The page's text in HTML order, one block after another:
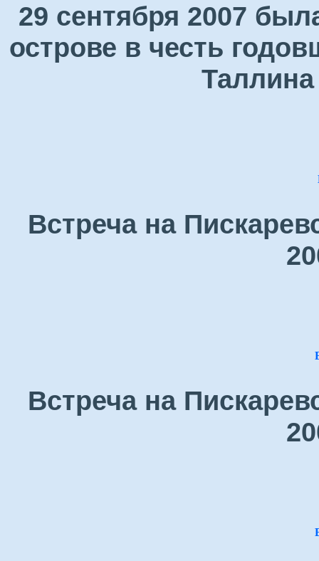
29 сентября 2007
острове в честь
Встреча на
Встреча на